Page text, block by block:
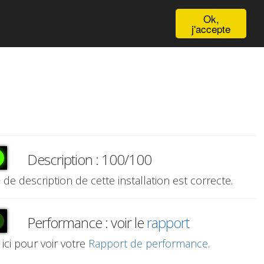
Ok,
j'accepte
Description : 100/100
de description de cette installation est correcte.
Performance : voir lerapport
ici pour voir votre Rapport de performance.